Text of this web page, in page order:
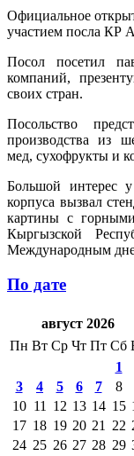
Официальное
участием посла КР
Посол посетил
компаний,
своих стран.
Посольство
производства из
мед, сухофрукты и
Большой интерес
корпуса вызвал
картины с
Кыргызской
Международным
По дате
август 2026
Пн Вт Ср Чт Пт Сб
1
3
4 5 6 7 8
10 11 12 13 14 15
17 18 19 20 21 22
24 25 26 27 28 29